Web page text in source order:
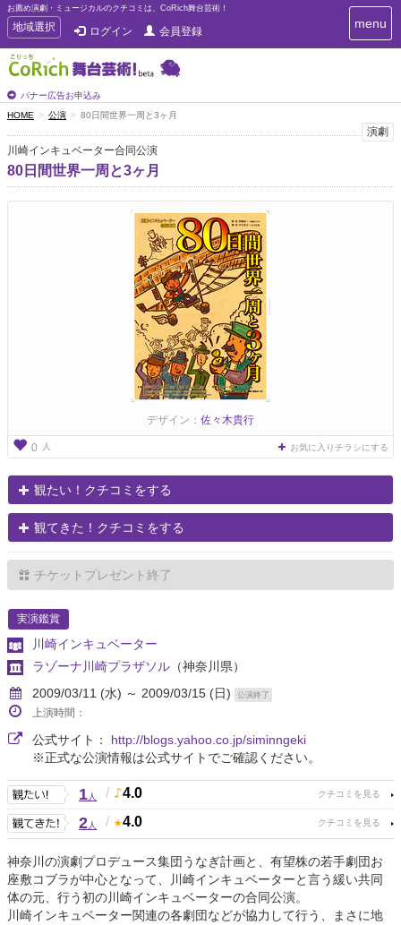
お薦め演劇・ミュージカルのクチコミは、CoRich舞台芸術！
T
o
g
g
e
n
a
v
i
g
地域選択 ログイン 会員登録
バナー広告お申込み
T
o
i
g
menu
HOME 公演 80日間世界一周と3ヶ月
演劇
川崎インキュベーター合同公演
80日間世界一周と3ヶ月
デザイン： 佐々木貴行
0 人 お気に入りチラシにする
観たい！クチコミをする
観てきた！クチコミをする
チケットプレゼント終了
実演鑑賞
川崎インキュベーター
ラゾーナ川崎プラザソル （神奈川県）
2009/03/11 (水) ～ 2009/03/15 (日)
公演終了
上演時間：
公式サイト： http://blogs.yahoo.co.jp/siminngeki
※正式な公演情報は公式サイトでご確認ください。
1人 / 4.0
2人 / 4.0
神奈川の演劇プロデュース集団うなぎ計画と、有望株の若手劇団お
座敷コブラが中心となって、川崎インキュベーターと言う緩い共同
体の元、行う初の川崎インキュベーターの合同公演。
川崎インキュベーター関連の各劇団などが協力して行う、まさに地